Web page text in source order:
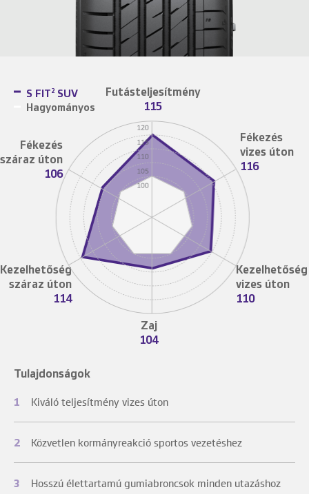
S FIT2 SUV
Hagyományos
Futásteljesítmény
115
Fékezés
vizes úton
116
Kezelhetőség
vizes úton
110
Zaj
104
Kezelhetőség
száraz úton
114
Fékezés
száraz úton
106
Tulajdonságok
1
Kiváló teljesítmény vizes úton
2 Közvetlen kormányreakció sportos vezetéshez
3 Hosszú élettartamú gumiabroncsok minden utazáshoz